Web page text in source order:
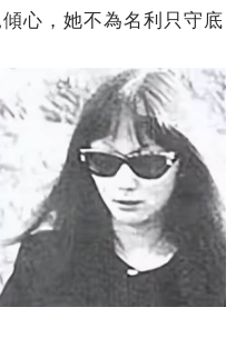
心，她不為名利只守底